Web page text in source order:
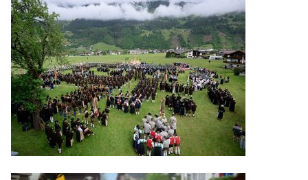
WISSENSWERTES
Geschichte
Bierkultur
Künstlersujets
Gambrinus Freunde